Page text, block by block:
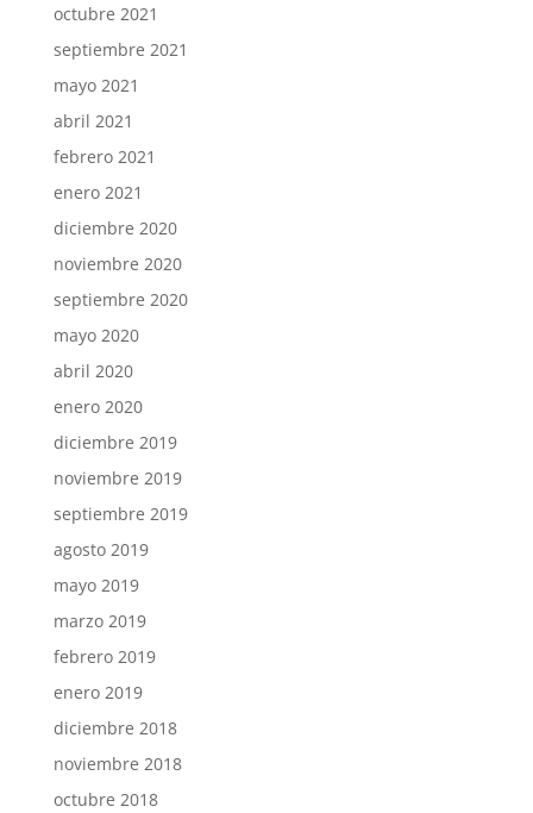
octubre 2021
septiembre 2021
mayo 2021
abril 2021
febrero 2021
enero 2021
diciembre 2020
noviembre 2020
septiembre 2020
mayo 2020
abril 2020
enero 2020
diciembre 2019
noviembre 2019
septiembre 2019
agosto 2019
mayo 2019
marzo 2019
febrero 2019
enero 2019
diciembre 2018
noviembre 2018
octubre 2018